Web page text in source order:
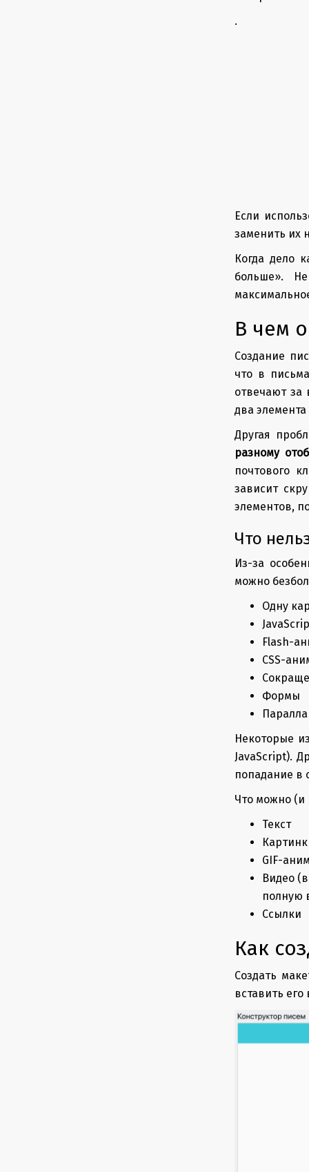
.
Если
заменить их
Когда дело
больше».
В чем
Создание
что в
отвечают за
два
Другая
разному
почтового
зависит
элементов,
Что
Из-за
можно
Одну
Flash-
CSS-
Формы
Некоторые
JavaScript).
попадание в
Что можно (и
Текст
GIF-
Видео
полную
Ссылки
Как
Создать
вставить его